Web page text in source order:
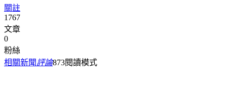
關註
1767
文章
0
粉絲
相關新聞評論873閱讀模式